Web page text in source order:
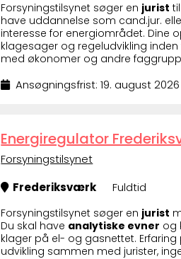
Forsyningstilsynet søger en jurist
have uddannelse som cand.jur.
interesse for energiområdet. Dine
klagesager og regeludvikling
med økonomer og andre
Ansøgningsfrist: 19. august 2026
Energiregulator
Forsyningstilsynet
Frederiksværk
Fuldtid
Forsyningstilsynet søger en jurist
Du skal have analytiske evner og
klager på el- og gasnettet.
udvikling sammen med jurister,